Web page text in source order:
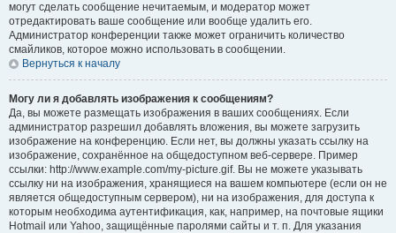
могут сделать сообщение нечитаемым, и модератор может
отредактировать ваше сообщение или вообще удалить его.
Администратор конференции также может ограничить количество
смайликов, которое можно использовать в сообщении.
Вернуться к началу
Могу ли я добавлять изображения к сообщениям?
Да, вы можете размещать изображения в ваших сообщениях. Если
администратор разрешил добавлять вложения, вы можете загрузить
изображение на конференцию. Если нет, вы должны указать ссылку на
изображение, сохранённое на общедоступном веб-сервере. Пример
ссылки: http://www.example.com/my-picture.gif. Вы не можете указывать
ссылку ни на изображения, хранящиеся на вашем компьютере (если он не
является общедоступным сервером), ни на изображения, для доступа к
которым необходима аутентификация, как, например, на почтовые ящики
Hotmail или Yahoo, защищённые паролями сайты и т. п. Для указания